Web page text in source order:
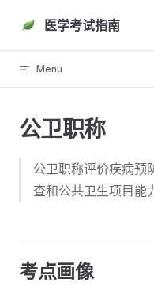
Skip to content
医学考试指南
Menu
公卫职称
公卫职称评价疾病预
查和公共卫生项目能
考点画像